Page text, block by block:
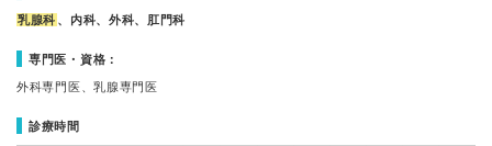
乳腺科 、内科、外科、肛門科
専門医・資格：
外科専門医、乳腺専門医
診療時間